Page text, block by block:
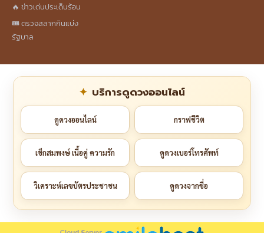
🔥 ข่าวเด่นประเด็นร้อน
🎟️ ตรวจสลากกินแบ่ง
รัฐบาล
บริการดูดวงออนไลน์
ดูดวงออนไลน์ กราฟชีวิต
เช็กสมพงษ์ เนื้อคู่ ความรัก ดูดวงเบอร์โทรศัพท์
วิเคราะห์เลขบัตรประชาชน ดูดวงจากชื่อ